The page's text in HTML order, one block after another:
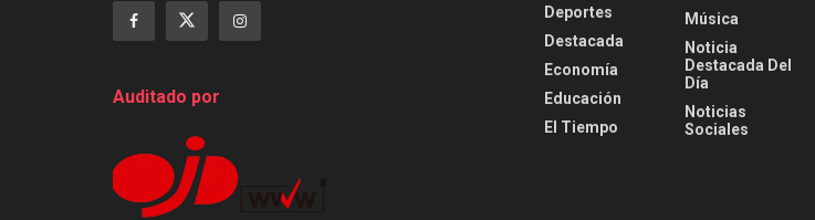
Auditado por
Deportes
Destacada
Economía
Educación
El Tiempo
Música
Noticia
Destacada Del
Día
Noticias
Sociales